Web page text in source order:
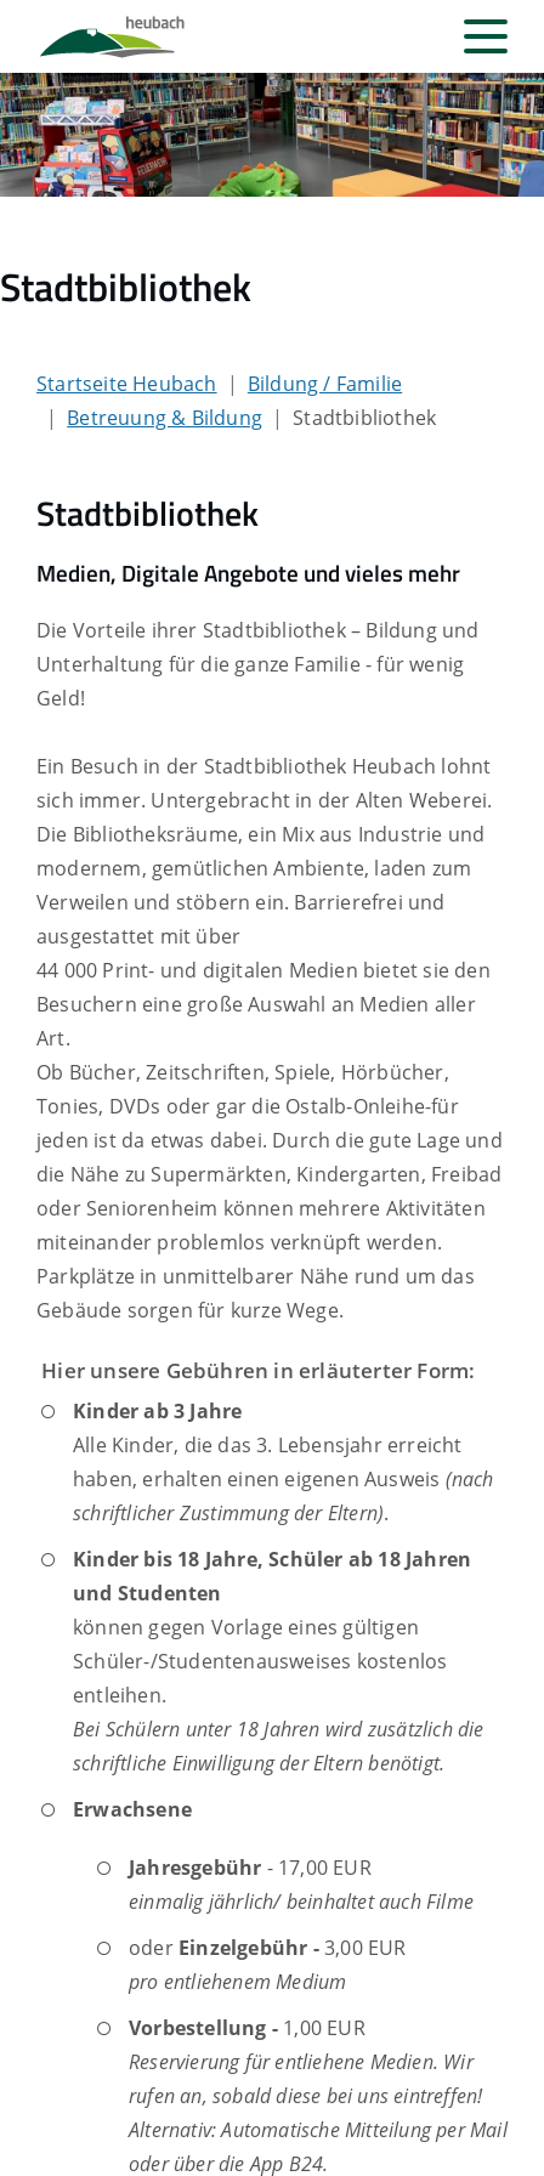
Stadtbibliothek
Startseite Heubach
Bildung / Familie
Betreuung & Bildung
Stadtbibliothek
Stadtbibliothek
Medien, Digitale Angebote und vieles mehr
Die Vorteile ihrer Stadtbibliothek – Bildung und
Unterhaltung für die ganze Familie - für wenig
Geld!
Ein Besuch in der Stadtbibliothek Heubach lohnt
sich immer. Untergebracht in der Alten Weberei.
Die Bibliotheksräume, ein Mix aus Industrie und
modernem, gemütlichen Ambiente, laden zum
Verweilen und stöbern ein. Barrierefrei und
ausgestattet mit über
44 000 Print- und digitalen Medien bietet sie den
Besuchern eine große Auswahl an Medien aller
Art.
Ob Bücher, Zeitschriften, Spiele, Hörbücher,
Tonies, DVDs oder gar die Ostalb-Onleihe-für
jeden ist da etwas dabei. Durch die gute Lage und
die Nähe zu Supermärkten, Kindergarten, Freibad
oder Seniorenheim können mehrere Aktivitäten
miteinander problemlos verknüpft werden.
Parkplätze in unmittelbarer Nähe rund um das
Gebäude sorgen für kurze Wege.
Hier unsere Gebühren in erläuterter Form:
Kinder ab 3 Jahre
Alle Kinder, die das 3. Lebensjahr erreicht
haben, erhalten einen eigenen Ausweis (nach
schriftlicher Zustimmung der Eltern).
Kinder bis 18 Jahre, Schüler ab 18 Jahren
und Studenten
können gegen Vorlage eines gültigen
Schüler-/Studentenausweises kostenlos
entleihen.
Bei Schülern unter 18 Jahren wird zusätzlich die
schriftliche Einwilligung der Eltern benötigt.
Erwachsene
Jahresgebühr - 17,00 EUR
einmalig jährlich/ beinhaltet auch Filme
oder Einzelgebühr -3,00 EUR
pro entliehenem Medium
Vorbestellung - 1,00 EUR
Reservierung für entliehene Medien. Wir
rufen an, sobald diese bei uns eintreffen!
Alternativ: Automatische Mitteilung per Mail
oder über die App B24.